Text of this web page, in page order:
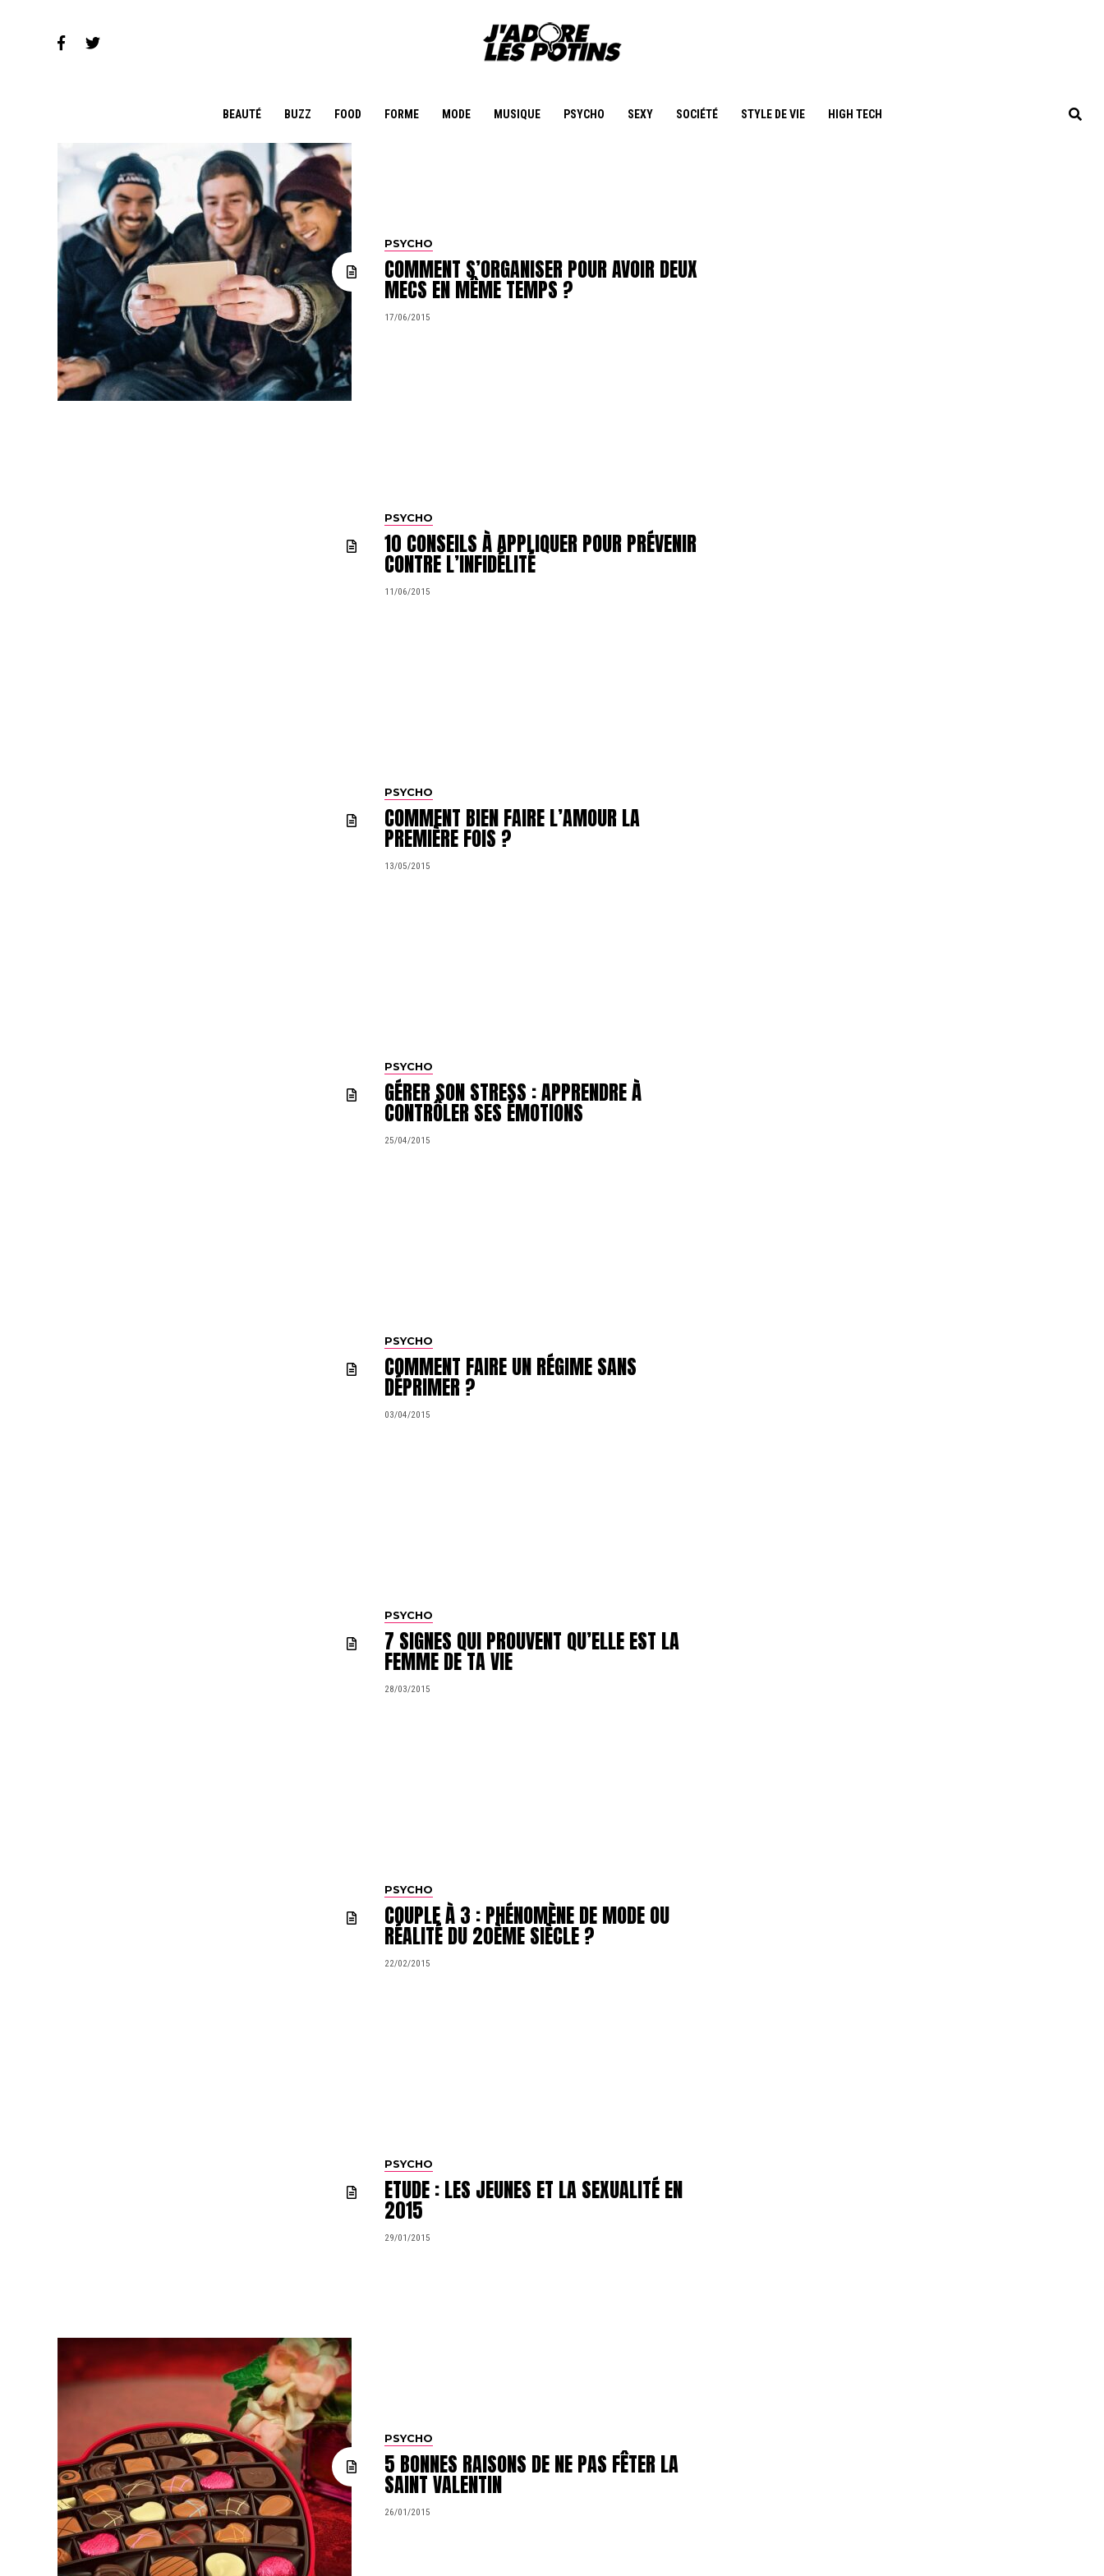
BEAUTÉ BUZZ FOOD FORME MODE MUSIQUE PSYCHO SEXY SOCIÉTÉ STYLE DE VIE HIGH TECH
PSYCHO
COMMENT S’ORGANISER POUR AVOIR DEUX
MECS EN MÊME TEMPS ?
17/06/2015
PSYCHO
10 CONSEILS À APPLIQUER POUR PRÉVENIR
CONTRE L’INFIDÉLITÉ
11/06/2015
PSYCHO
COMMENT BIEN FAIRE L’AMOUR LA
PREMIÈRE FOIS ?
13/05/2015
PSYCHO
GÉRER SON STRESS : APPRENDRE À
CONTRÔLER SES ÉMOTIONS
25/04/2015
PSYCHO
COMMENT FAIRE UN RÉGIME SANS
DÉPRIMER ?
03/04/2015
PSYCHO
7 SIGNES QUI PROUVENT QU’ELLE EST LA
FEMME DE TA VIE
28/03/2015
PSYCHO
COUPLE À 3 : PHÉNOMÈNE DE MODE OU
RÉALITÉ DU 20ÈME SIÈCLE ?
22/02/2015
PSYCHO
ETUDE : LES JEUNES ET LA SEXUALITÉ EN
2015
29/01/2015
PSYCHO
5 BONNES RAISONS DE NE PAS FÊTER LA
SAINT VALENTIN
26/01/2015